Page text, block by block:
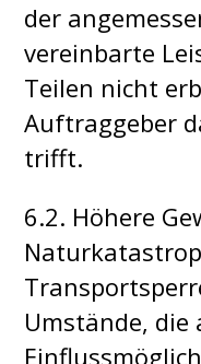
der
vereinbarte
Teilen nicht
Auftraggeber
trifft.
6.2. Höhere
Umstände,